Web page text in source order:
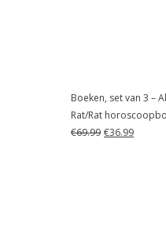
Boeken, set van 3 –
Rat/Rat
€69.99 €36.99Huidige